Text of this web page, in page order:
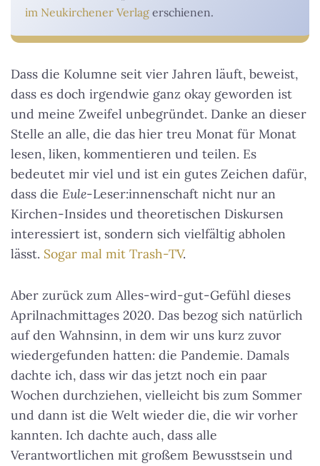
im Neukirchener Verlag erschienen.
Dass die Kolumne seit vier Jahren läuft, beweist,
dass es doch irgendwie ganz okay geworden ist
und meine Zweifel unbegründet. Danke an dieser
Stelle an alle, die das hier treu Monat für Monat
lesen, liken, kommentieren und teilen. Es
bedeutet mir viel und ist ein gutes Zeichen dafür,
dass die Eule-Leser:innenschaft nicht nur an
Kirchen-Insides und theoretischen Diskursen
interessiert ist, sondern sich vielfältig abholen
lässt. Sogar mal mit Trash-TV.
Aber zurück zum Alles-wird-gut-Gefühl dieses
Aprilnachmittages 2020. Das bezog sich natürlich
auf den Wahnsinn, in dem wir uns kurz zuvor
wiedergefunden hatten: die Pandemie. Damals
dachte ich, dass wir das jetzt noch ein paar
Wochen durchziehen, vielleicht bis zum Sommer
und dann ist die Welt wieder die, die wir vorher
kannten. Ich dachte auch, dass alle
Verantwortlichen mit großem Bewusstsein und